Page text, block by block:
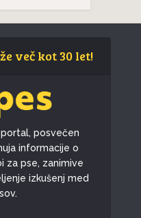
več kot 30 let!
posvečen
informacije o
za pse, zanimive
izkušenj med